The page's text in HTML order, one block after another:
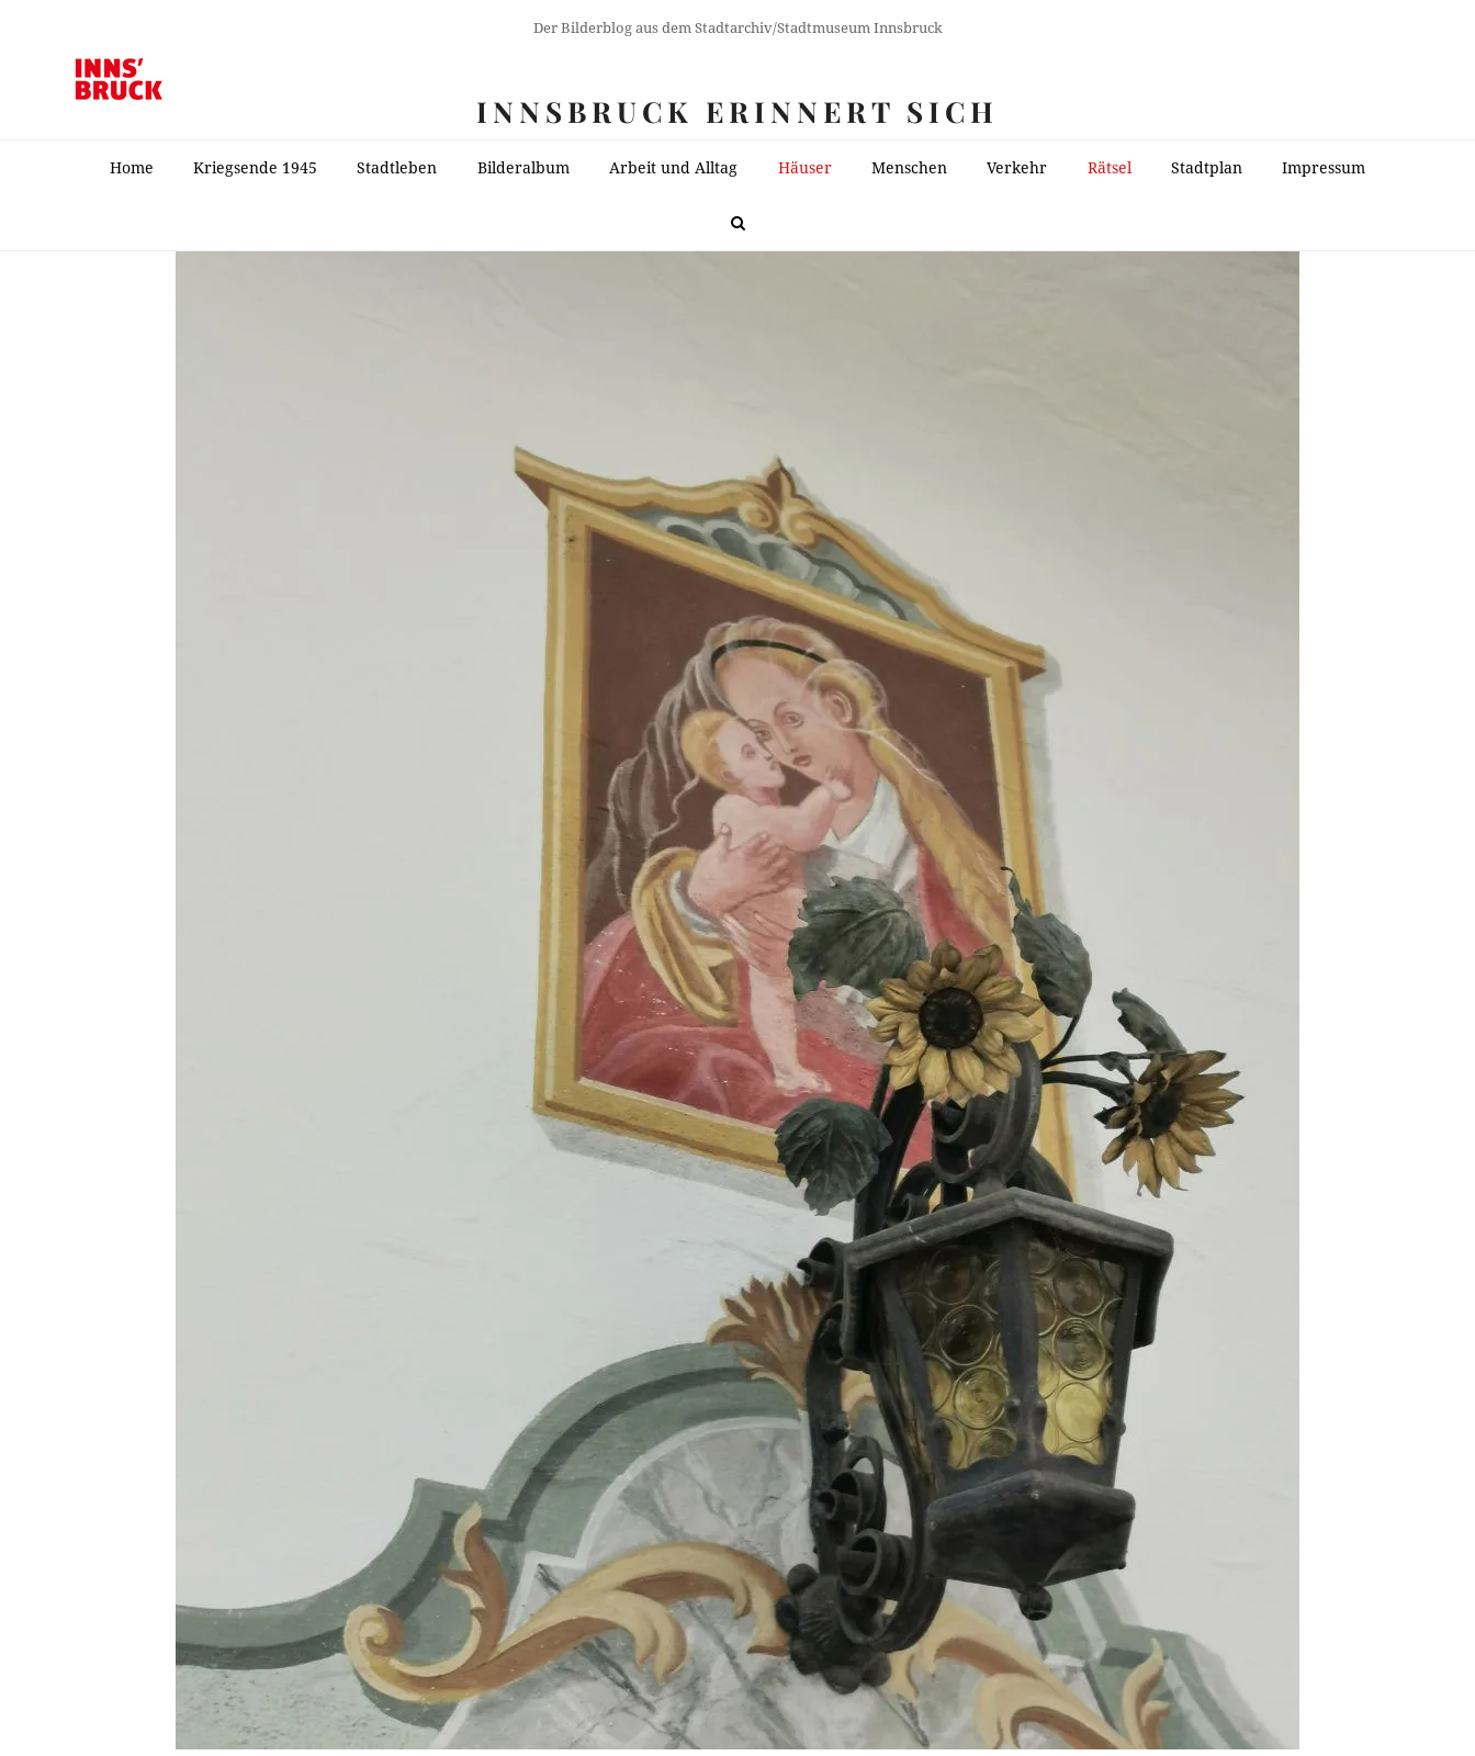
Der Bilderblog aus dem Stadtarchiv/Stadtmuseum Innsbruck
INNSBRUCK ERINNERT SICH
Home Kriegsende 1945 Stadtleben Bilderalbum Arbeit und Alltag Häuser Menschen Verkehr Rätsel Stadtplan Impressum